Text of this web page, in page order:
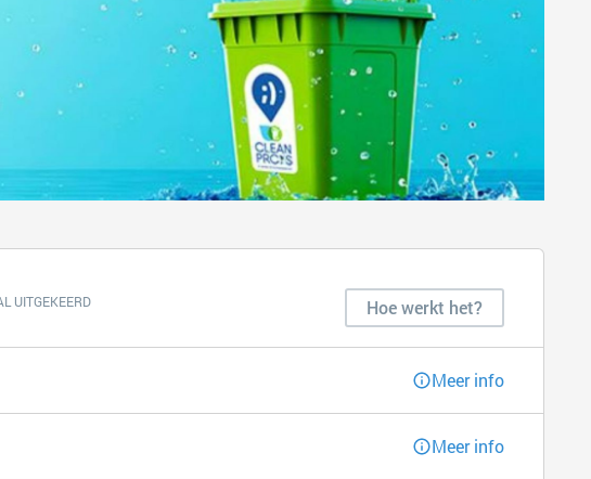
UITGEKEERD Hoe werkt het?
Meer info
Meer info